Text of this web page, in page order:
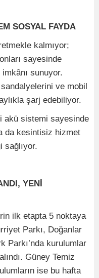
SOSYAL FAYDA
kalmıyor;
sayesinde
sunuyor.
ve mobil
şarj edebiliyor.
akü sistemi sayesinde
da kesintisiz hizmet
sağlıyor.
YENİ
ilk etapta 5 noktaya
Parkı, Doğanlar
Parkı’nda kurulumlar
Güney Temiz
ise bu hafta